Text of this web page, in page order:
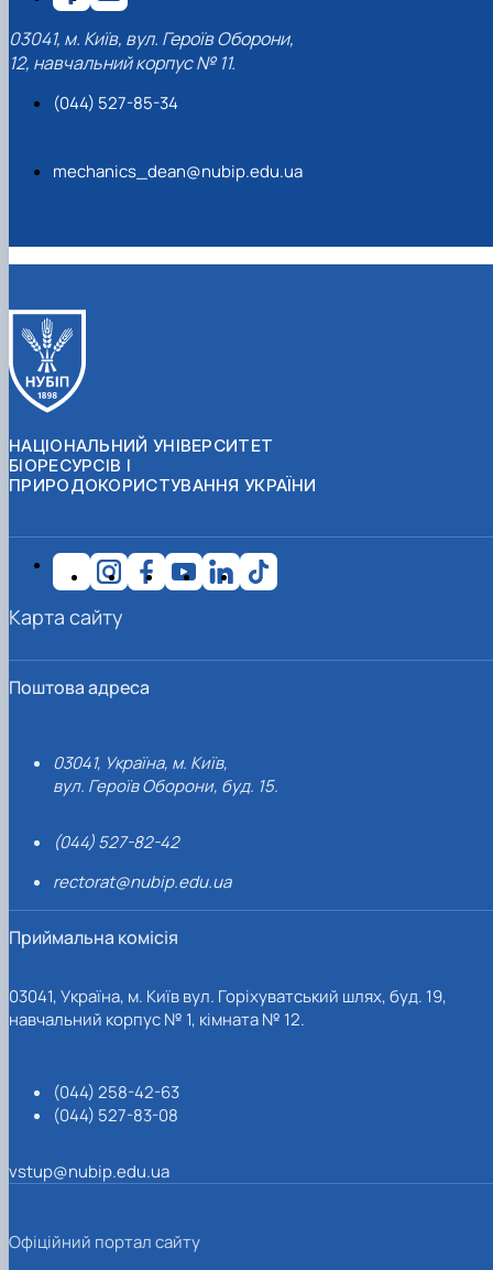
03041, м. Київ, вул. Героїв Оборони,
12, навчальний корпус № 11.
(044) 527-85-34
mechanics_dean@nubip.edu.ua
НАЦІОНАЛЬНИЙ УНІВЕРСИТЕТ
БІОРЕСУРСІВ І
ПРИРОДОКОРИСТУВАННЯ УКРАЇНИ
Поштова адреса
03041, Україна, м. Київ,
вул. Героїв Оборони, буд. 15.
(044) 527-82-42
rectorat@nubip.edu.ua
Приймальна комісія
03041, Україна, м. Київ вул. Горіхуватський шлях, буд. 19,
навчальний корпус № 1, кімната № 12.
(044) 258-42-63
(044) 527-83-08
vstup@nubip.edu.ua
Карта сайту
Офіційний портал сайту